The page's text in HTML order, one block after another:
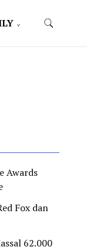
Awards
Fox dan
62.000